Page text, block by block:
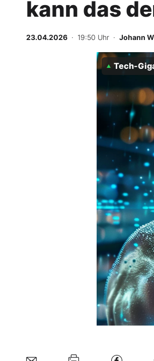
Abo & Shop
BO-Musterdepots
Experten
Mein Konto
Folgen Sie uns
Kontakt
kann das
23.04.2026 · 19:50 Uhr · Johann
Tech-